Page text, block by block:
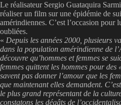
Le réalisateur Sergio Guataquira
réaliser un film sur une épidémie de
amérindiennes. C’est l’occasion pour
oubliées.
« Depuis les années 2000, plusieurs
dans la population amérindienne de
découvre qu’hommes et femmes se
femmes quittent les hommes pour des
savent pas donner l’amour que les
que maintenant elles demandent.
le plus grand représentant de la
constatons les dégâts de